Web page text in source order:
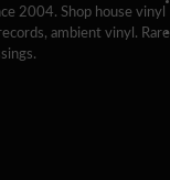
2004. Shop house vinyl
ambient vinyl. Rare